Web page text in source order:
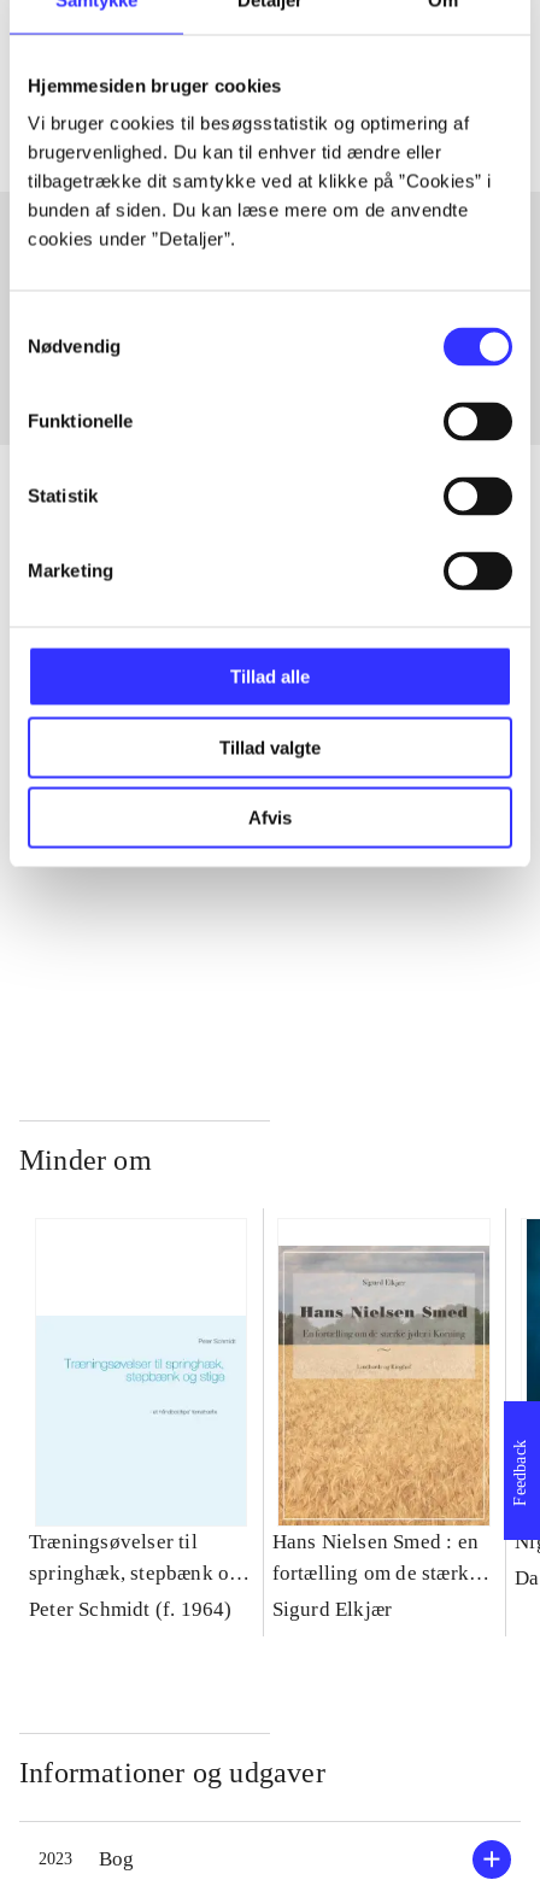
Hjemmesiden bruger cookies
Vi bruger cookies til besøgsstatistik og optimering af
brugervenlighed. Du kan til enhver tid ændre eller
tilbagetrække dit samtykke ved at klikke på ”Cookies” i
bunden af siden. Du kan læse mere om de anvendte
cookies under ”Detaljer”.
Nødvendig
Funktionelle
Statistik
Marketing
Tillad alle
Tillad valgte
Afvis
lorem ipsum dolor sit amet ...
Tidsskrift
Artiklerne i handler ofte om
Artikler
Minder om
Træningsøvelser til
springhæk, stepbænk og
stige
Peter Schmidt (f. 1964)
Hans Nielsen Smed : en
fortælling om de stærke
jyder i Korning
Sigurd Elkjær
Informationer og udgaver
2023 Bog
Feedback